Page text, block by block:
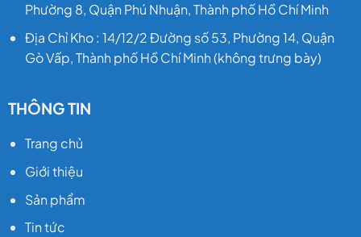
Phường 8, Quận Phú Nhuận, Thành phố Hồ Chí Minh
Địa Chỉ Kho : 14/12/2 Đường số 53, Phường 14, Quận
Gò Vấp, Thành phố Hồ Chí Minh (không trưng bày)
THÔNG TIN
Trang chủ
Giới thiệu
Sản phẩm
Tin tức